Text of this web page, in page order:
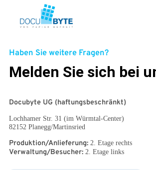
springen
Haben Sie weitere Fragen?
Melden Sie sich bei
Docubyte UG (haftungsbeschränkt)
Lochhamer Str. 31 (im Würmtal-Center)
82152 Planegg/Martinsried
Produktion/Anlieferung: 2. Etage rechts
Verwaltung/Besucher: 2. Etage links